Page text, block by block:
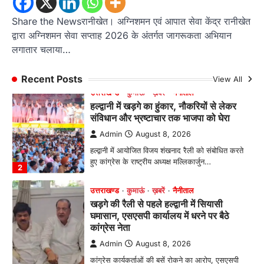
Share the Newsरानीखेत। अग्निशमन एवं आपात सेवा केंद्र रानीखेत
द्वारा अग्निशमन सेवा सप्ताह 2026 के अंतर्गत जागरूकता अभियान
लगातार चलाया…
Recent Posts View All
1
2
उत्तराखण्ड कुमाऊं ख़बरें
हल्द्वानी में खड़गे का हुंकार, नौकरियों से लेकर
हुए कांग्रेस के राष्ट्रीय अध्यक्ष मल्लिकार्जुन…
3
खड़गे की रैली से पहले हल्द्वानी में सियासी
घमासान, एसएसपी कार्यालय में धरने पर बैठे
कांग्रेस नेता
कांग्रेस कार्यकर्ताओं की बसें रोकने का आरोप, एसएसपी
ऑफिस में धरने पर बैठे गोदियाल और…
मानिला देवी मंदिर में श्रीमद्भागवत कथा के चतुर्थ